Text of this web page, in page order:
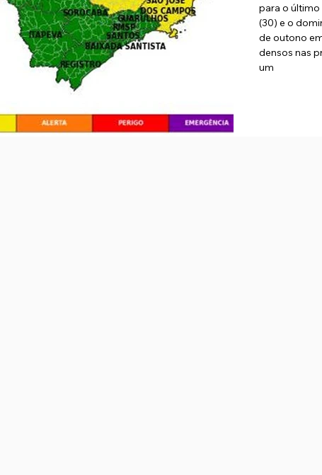
para o
(30) e o
de outono
densos nas
um